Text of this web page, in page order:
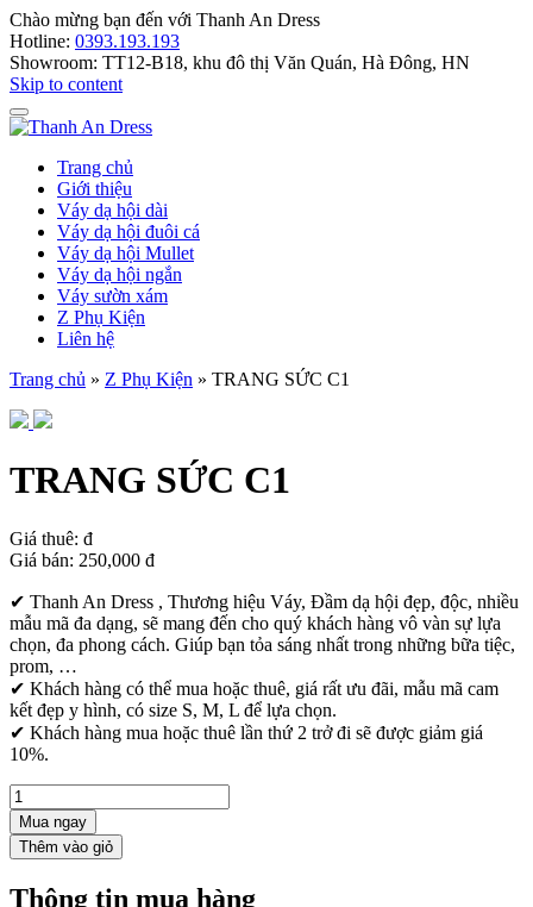
Chào mừng bạn đến với Thanh An Dress
Hotline: 0393.193.193
Showroom: TT12-B18, khu đô thị Văn Quán, Hà Đông, HN
Skip to content
Trang chủ
Giới thiệu
Váy dạ hội dài
Váy dạ hội đuôi cá
Váy dạ hội Mullet
Váy dạ hội ngắn
Váy sườn xám
Z Phụ Kiện
Liên hệ
Trang chủ » Z Phụ Kiện » TRANG SỨC C1
TRANG SỨC C1
Giá thuê: đ
Giá bán: 250,000 đ
✔ Thanh An Dress , Thương hiệu Váy, Đầm dạ hội đẹp, độc, nhiều
mẫu mã đa dạng, sẽ mang đến cho quý khách hàng vô vàn sự lựa
chọn, đa phong cách. Giúp bạn tỏa sáng nhất trong những bữa tiệc,
prom, …
✔ Khách hàng có thể mua hoặc thuê, giá rất ưu đãi, mẫu mã cam
kết đẹp y hình, có size S, M, L để lựa chọn.
✔ Khách hàng mua hoặc thuê lần thứ 2 trở đi sẽ được giảm giá
10%.
Mua ngay
Thông tin mua hàng